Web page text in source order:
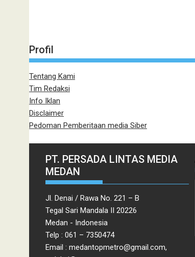
Profil
Tentang Kami
Tim Redaksi
Info Iklan
Disclaimer
Pedoman Pemberitaan media Siber
PT. PERSADA LINTAS MEDIA
MEDAN
Jl. Denai / Rawa No. 221 – B
Tegal Sari Mandala II 20226
Medan - Indonesia
Telp : 061 – 7350474
Email : medantopmetro@gmail.com,